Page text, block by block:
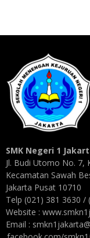
SMK Negeri 1
Jl. Budi Utomo No. 7,
Kecamatan Sawah
Jakarta Pusat 10710
Telp (021) 381 3630 /
Website :
Email :